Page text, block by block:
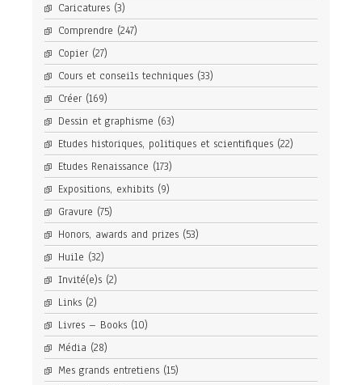
Caricatures (3)
Comprendre (247)
Copier (27)
Cours et conseils techniques (33)
Créer (169)
Dessin et graphisme (63)
Etudes historiques, politiques et scientifiques (22)
Etudes Renaissance (173)
Expositions, exhibits (9)
Gravure (75)
Honors, awards and prizes (53)
Huile (32)
Invité(e)s (2)
Links (2)
Livres – Books (10)
Média (28)
Mes grands entretiens (15)